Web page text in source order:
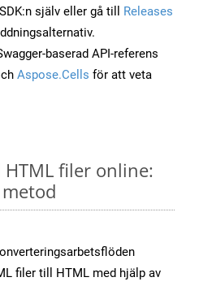
själv eller gå till Releases
baserad API-referens
Aspose.Cells för att veta
filer online:
filer till HTML med hjälp av